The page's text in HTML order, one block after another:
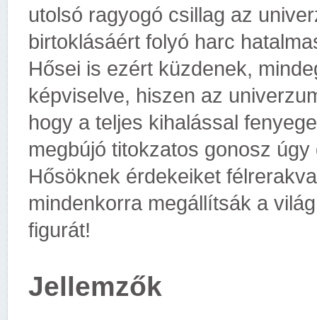
utolsó ragyogó csillag az
birtoklásáért folyó harc
Hősei is ezért küzdenek,
képviselve, hiszen az
hogy a teljes kihalással
megbújó titokzatos gonosz
Hősöknek érdekeiket
mindenkorra megállítsák a
figurát!
Jellemzők